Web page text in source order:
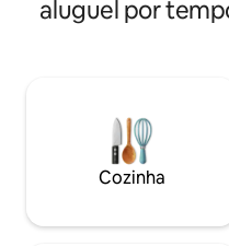
sauna ou banheira de
da cidade fica a apenas
distância. Não é adequado
ou pessoas com deficiência.
aluguel por
Cozinha